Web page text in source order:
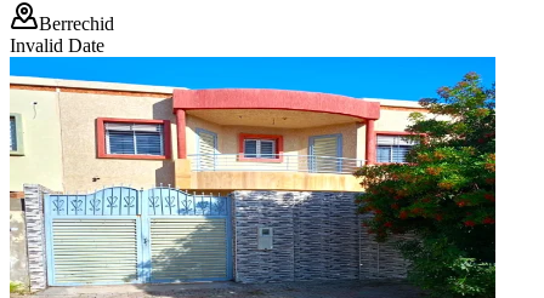
Berrechid
Invalid Date